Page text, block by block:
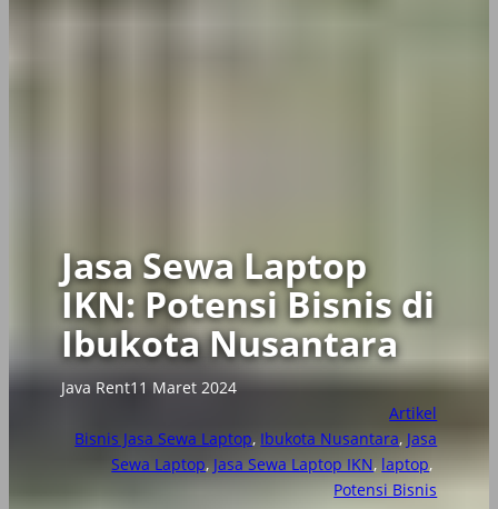
Jasa Sewa Laptop
IKN: Potensi Bisnis di
Ibukota Nusantara
Java Rent11 Maret 2024
Artikel
Bisnis Jasa Sewa Laptop, Ibukota Nusantara, Jasa
Sewa Laptop, Jasa Sewa Laptop IKN, laptop
Potensi Bisnis